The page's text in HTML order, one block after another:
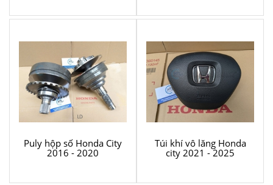
Puly hộp số Honda City
2016 - 2020
Túi khí vô lăng Honda
city 2021 - 2025